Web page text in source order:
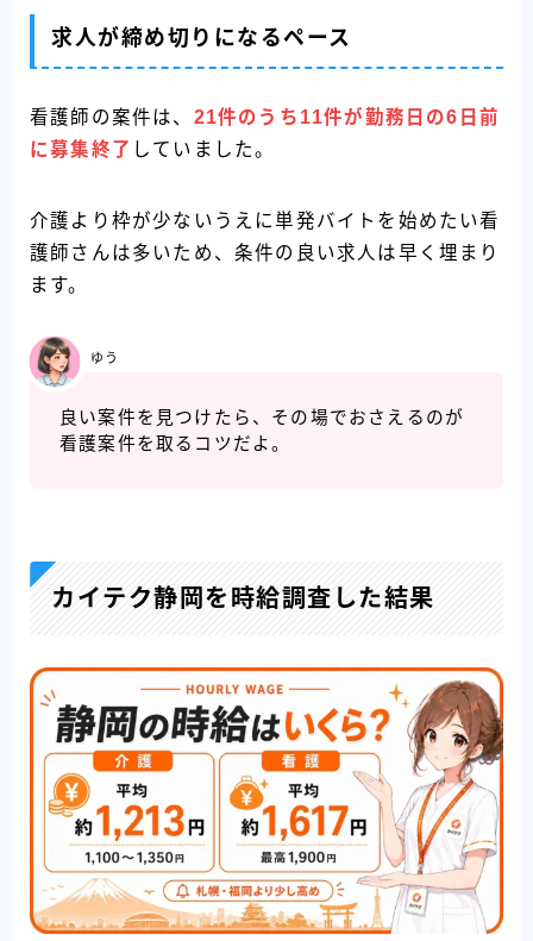
求人が締め切りになるペース
看護師の案件は、 21件のうち11件が勤務日の6日前
に募集終了 していました。
介護より枠が少ないうえに単発バイトを始めたい看
護師さんは多いため、条件の良い求人は早く埋まり
ます。
良い案件を見つけたら、その場でおさえるのが
看護案件を取るコツだよ。
ゆう
カイテク静岡を時給調査した結果